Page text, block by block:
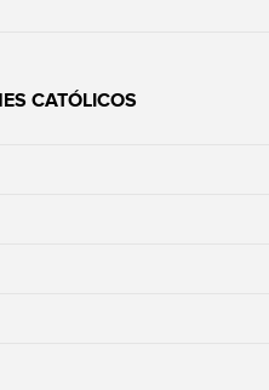
CATÓLICOS